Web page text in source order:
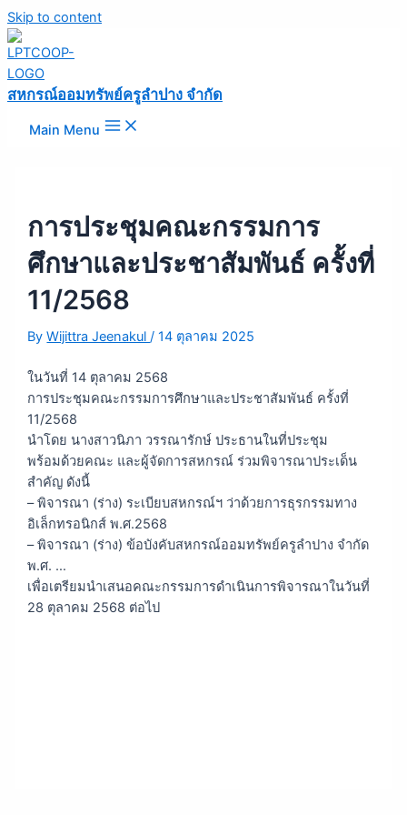
Skip to content
สหกรณ์ออมทรัพย์ครูลำปาง จำกัด
Main Menu
การประชุมคณะกรรมการ
ศึกษาและประชาสัมพันธ์ ครั้งที่
11/2568
ByWijittra Jeenakul/14 ตุลาคม 2025
ในวันที่ 14 ตุลาคม 2568
การประชุมคณะกรรมการศึกษาและประชาสัมพันธ์ ครั้งที่
11/2568
นำโดย นางสาวนิภา วรรณารักษ์ ประธานในที่ประชุม
พร้อมด้วยคณะ และผู้จัดการสหกรณ์ ร่วมพิจารณาประเด็น
สำคัญ ดังนี้
– พิจารณา (ร่าง) ระเบียบสหกรณ์ฯ ว่าด้วยการธุรกรรมทาง
อิเล็กทรอนิกส์ พ.ศ.2568
– พิจารณา (ร่าง) ข้อบังคับสหกรณ์ออมทรัพย์ครูลำปาง จำกัด
พ.ศ. …
เพื่อเตรียมนำเสนอคณะกรรมการดำเนินการพิจารณาในวันที่
28 ตุลาคม 2568 ต่อไป